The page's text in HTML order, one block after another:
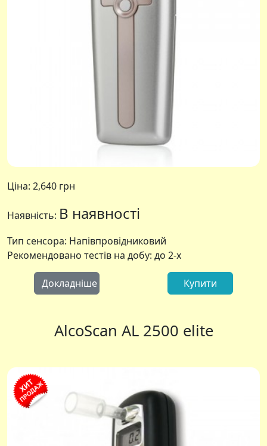
Ціна: 2,640 грн
Наявність: В наявності
Тип сенсора: Напівпровідниковий
Рекомендовано тестів на добу: до 2-х
Докладніше Купити
AlcoScan AL 2500 elite